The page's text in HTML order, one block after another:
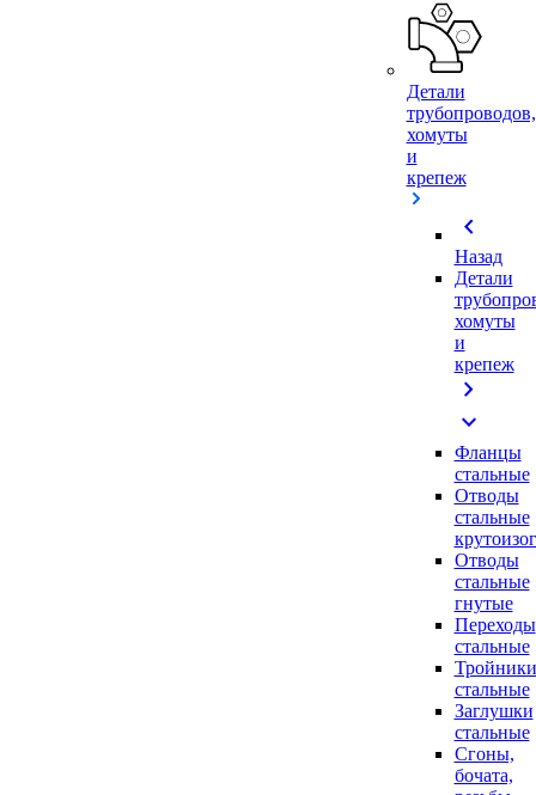
Детали
трубопроводов,
хомуты
и
крепеж
chevron_left
Назад
Детали
хомуты
и
крепеж
chevron_right
expand_more
Фланцы
стальные
Отводы
стальные
Отводы
стальные
гнутые
Переходы
стальные
Тройники
стальные
Заглушки
стальные
Сгоны,
бочата,